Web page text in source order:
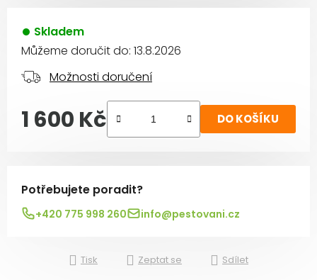
Skladem
Můžeme doručit do: 13.8.2026
Možnosti doručení
1 600 Kč DO KOŠÍKU
Potřebujete poradit?
+420 775 998 260 info@pestovani.cz
Tisk Zeptat se Sdílet